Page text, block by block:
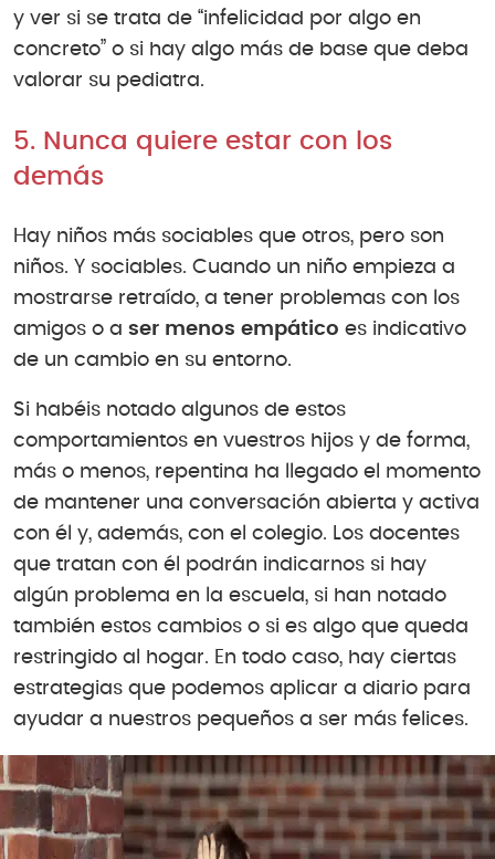
y ver si se trata de “infelicidad por algo en
concreto” o si hay algo más de base que deba
valorar su pediatra.
5. Nunca quiere estar con los
demás
Hay niños más sociables que otros, pero son
niños. Y sociables. Cuando un niño empieza a
mostrarse retraído, a tener problemas con los
amigos o a ser menos empático es indicativo
de un cambio en su entorno.
Si habéis notado algunos de estos
comportamientos en vuestros hijos y de forma,
más o menos, repentina ha llegado el momento
de mantener una conversación abierta y activa
con él y, además, con el colegio. Los docentes
que tratan con él podrán indicarnos si hay
algún problema en la escuela, si han notado
también estos cambios o si es algo que queda
restringido al hogar. En todo caso, hay ciertas
estrategias que podemos aplicar a diario para
ayudar a nuestros pequeños a ser más felices.